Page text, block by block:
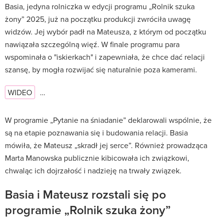
Basia, jedyna rolniczka w edycji programu „Rolnik szuka
żony” 2025, już na początku produkcji zwróciła uwagę
widzów. Jej wybór padł na Mateusza, z którym od początku
nawiązała szczególną więź. W finale programu para
wspominała o "iskierkach" i zapewniała, że chce dać relacji
szansę, by mogła rozwijać się naturalnie poza kamerami.
WIDEO …
W programie „Pytanie na śniadanie” deklarowali wspólnie, że
są na etapie poznawania się i budowania relacji. Basia
mówiła, że Mateusz „skradł jej serce”. Również prowadząca
Marta Manowska publicznie kibicowała ich związkowi,
chwaląc ich dojrzałość i nadzieję na trwały związek.
Basia i Mateusz rozstali się po
programie „Rolnik szuka żony”